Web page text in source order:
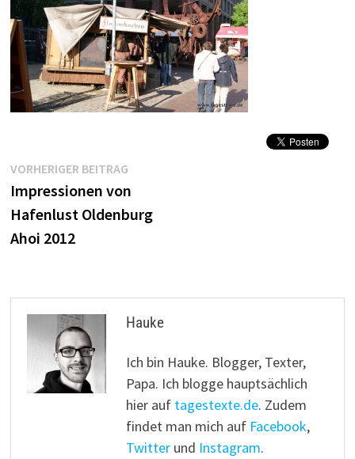
Beitragsnavigation
VORHERIGER BEITRAGVorheriger
Beitrag:
Impressionen von
Hafenlust Oldenburg
Ahoi 2012
Hauke
Ich bin Hauke. Blogger, Texter,
Papa. Ich blogge hauptsächlich
hier auf tagestexte.de. Zudem
findet man mich auf Facebook,
Twitterund Instagram.